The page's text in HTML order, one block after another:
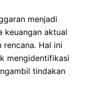
menjadi
keuangan aktual
rencana. Hal ini
mengidentifikasi
tindakan